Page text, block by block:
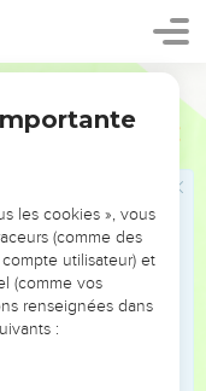
d’origine non-juive
Paul a fondée
missionnaire.
avec son
reprises, des dons
retour
l’avaient délégué
à Philippes avec
reçu, donne de ses
à tenir ferme
les cookies », vous
(comme des
utilisateur) et
(comme vos
renseignées dans
: